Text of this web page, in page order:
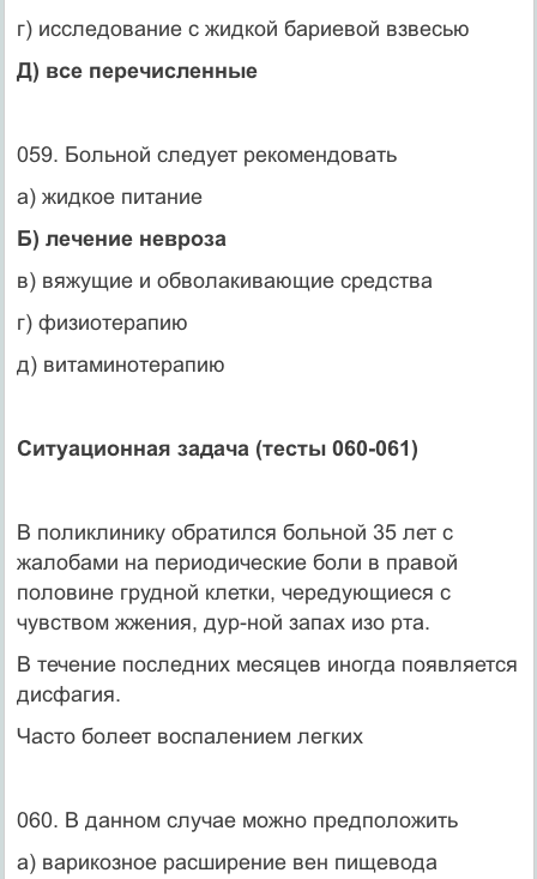
г) исследование с жидкой бариевой взвесью
Д) все перечисленные
059. Больной следует рекомендовать
а) жидкое питание
Б) лечение невроза
в) вяжущие и обволакивающие средства
г) физиотерапию
д) витаминотерапию
Ситуационная задача (тесты 060-061)
В поликлинику обратился больной 35 лет с
жалобами на периодические боли в правой
половине грудной клетки, чередующиеся с
чувством жжения, дур-ной запах изо рта.
В течение последних месяцев иногда появляется
дисфагия.
Часто болеет воспалением легких
060. В данном случае можно предположить
а) варикозное расширение вен пищевода